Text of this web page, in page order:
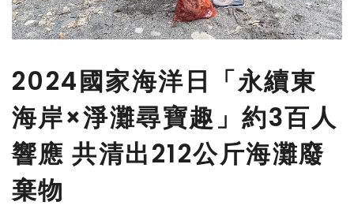
2024國家海洋日「永續東
海岸×淨灘尋寶趣」約3百人
響應 共清出212公斤海灘廢
棄物